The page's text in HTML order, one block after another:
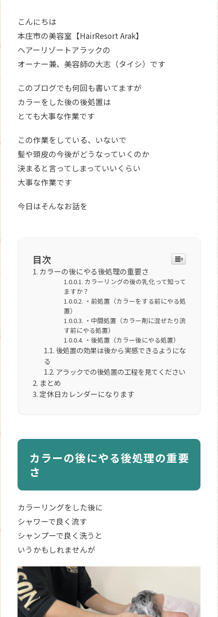
こんにちは
本庄市の美容室【HairResort Arak】
ヘアーリゾートアラックの
オーナー兼、美容師の大志（タイシ）です
このブログでも何回も書いてますが
カラーをした後の後処置は
とても大事な作業です
この作業をしている、いないで
髪や頭皮の今後がどうなっていくのか
決まると言ってしまっていいくらい
大事な作業です
今日はそんなお話を
目次
カラーの後にやる後処理の重要さ
カラーリングの後の乳化って知って
ますか？
・前処置（カラーをする前にやる処
置）
・中間処置（カラー剤に混ぜたり流
す前にやる処置）
・後処置（カラー後にやる処置）
後処置の効果は後から実感できるようにな
る
アラックでの後処置の工程を見てください
まとめ
定休日カレンダーになります
カラーの後にやる後処理の重要
さ
カラーリングをした後に
シャワーで良く流す
シャンプーで良く洗うと
いうかもしれませんが